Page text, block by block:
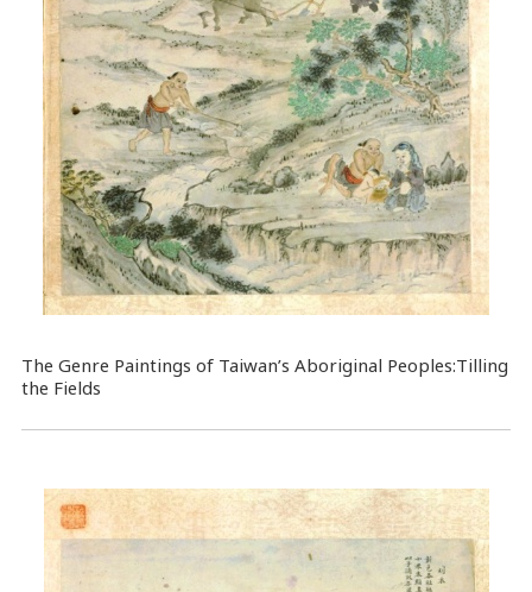
The Genre Paintings of Taiwan’s Aboriginal Peoples:Tilling
the Fields